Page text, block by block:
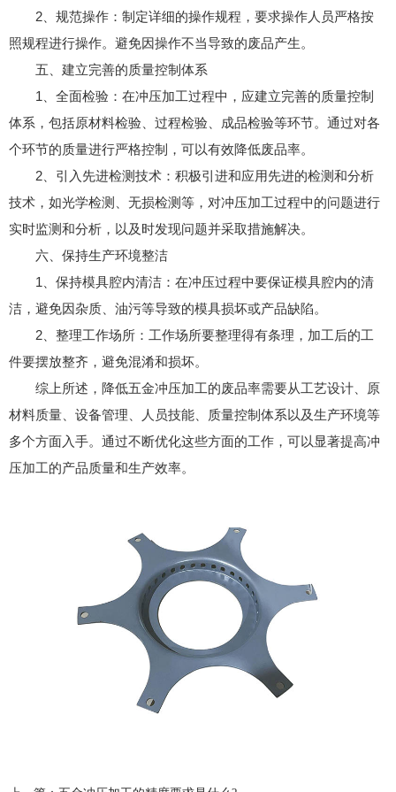
2、规范操作：制定详细的操作规程，要求操作人员严格按
照规程进行操作。避免因操作不当导致的废品产生。
五、建立完善的质量控制体系
1、全面检验：在冲压加工过程中，应建立完善的质量控制
体系，包括原材料检验、过程检验、成品检验等环节。通过对各
个环节的质量进行严格控制，可以有效降低废品率。
2、引入先进检测技术：积极引进和应用先进的检测和分析
技术，如光学检测、无损检测等，对冲压加工过程中的问题进行
实时监测和分析，以及时发现问题并采取措施解决。
六、保持生产环境整洁
1、保持模具腔内清洁：在冲压过程中要保证模具腔内的清
洁，避免因杂质、油污等导致的模具损坏或产品缺陷。
2、整理工作场所：工作场所要整理得有条理，加工后的工
件要摆放整齐，避免混淆和损坏。
综上所述，降低五金冲压加工的废品率需要从工艺设计、原
材料质量、设备管理、人员技能、质量控制体系以及生产环境等
多个方面入手。通过不断优化这些方面的工作，可以显著提高冲
压加工的产品质量和生产效率。